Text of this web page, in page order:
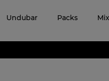
Undubar Packs